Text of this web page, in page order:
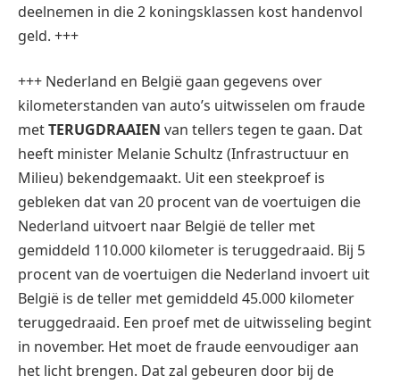
deelnemen in die 2 koningsklassen kost handenvol
geld. +++
+++ Nederland en België gaan gegevens over
kilometerstanden van auto’s uitwisselen om fraude
metTERUGDRAAIEN van tellers tegen te gaan. Dat
heeft minister Melanie Schultz (Infrastructuur en
Milieu) bekendgemaakt. Uit een steekproef is
gebleken dat van 20 procent van de voertuigen die
Nederland uitvoert naar België de teller met
gemiddeld 110.000 kilometer is teruggedraaid. Bij 5
procent van de voertuigen die Nederland invoert uit
België is de teller met gemiddeld 45.000 kilometer
teruggedraaid. Een proef met de uitwisseling begint
in november. Het moet de fraude eenvoudiger aan
het licht brengen. Dat zal gebeuren door bij de